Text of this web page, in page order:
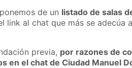
de un listado de salas
al chat que más se adecúa
previa, por razones de
en el chat de Ciudad Manuel